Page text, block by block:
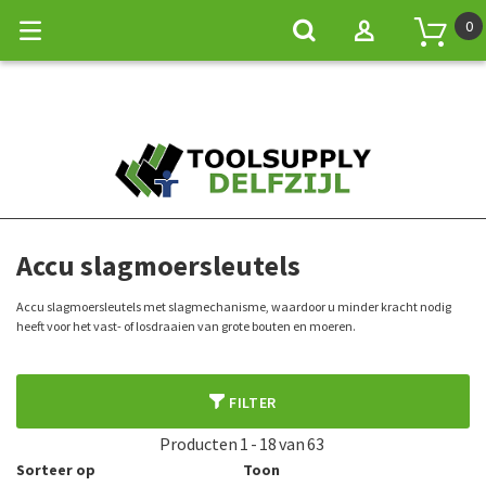
0
Accu slagmoersleutels
Accu slagmoersleutels met slagmechanisme, waardoor u minder kracht nodig
heeft voor het vast- of losdraaien van grote bouten en moeren.
FILTER
Sorteer op
Producten 1 - 18van63
Toon